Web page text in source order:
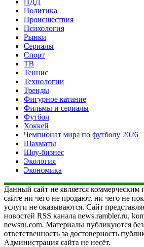
Политика
Происшествия
Психология
Рынки
Сериалы
Спорт
ТВ
Теннис
Технологии
Тренды
Фигурное катание
Фильмы и сериалы
Футбол
Хоккей
Чемпионат мира по футболу 2026
Шахматы
Шоу-бизнес
Экология
Экономика
Данный сайт не является коммерческим
сайте ни чего не продают, ни чего не
услуги не оказываются. Сайт
новостей RSS канала news.rambler.ru,
newsru.com. Материалы публикуются
ответственность за достоверность
Администрация сайта не несёт.